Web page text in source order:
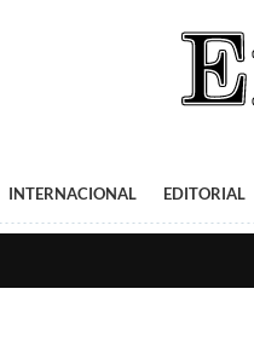
INTERNACIONAL EDITORIAL